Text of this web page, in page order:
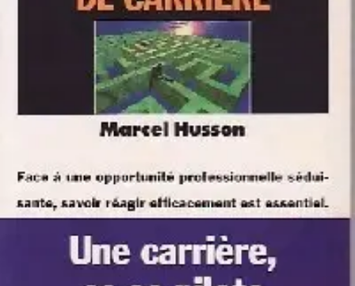
Opportunités Financières
Stratégies d'InvestissementÉvaluation des
Revenus PassifsÉpargne
Opportunités Financières